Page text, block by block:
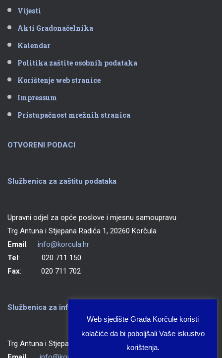
Vijesti
Akti Gradonačelnika
Kalendar
Politika zaštite osobnih podataka
Korištenje web stranice
Impressum
Pristupačnost mrežnih stranica
OTVORENI PODACI
Službenica za zaštitu podataka
Upravni odjel za opće poslove i mjesnu samoupravu
Trg Antuna i Stjepana Radića 1, 20260 Korčula
Email: info@korcula.hr
Tel: 020 711 150
Fax: 020 711 702
Službenica za informiranje Grada Korčule
Trg Antuna i Stjepana Radića 1, 20260 Korčula
Web sjedište Grada Korčule koristi
kolačiće da bi poboljšali Vaše iskustvo
korištenja.